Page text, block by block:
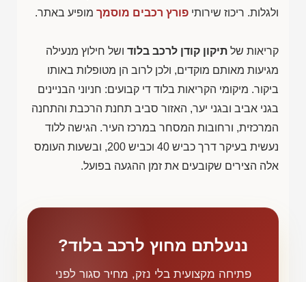
ולגלות. ריכוז שירותי פורץ רכבים מוסמך מופיע באתר.
קריאות של תיקון קודן לרכב בלוד ושל חילוץ מנעילה
מגיעות מאותם מוקדים, ולכן לרוב הן מטופלות באותו
ביקור. מיקומי הקריאות בלוד די קבועים: חניוני הבניינים
בגני אביב ובגני יער, האזור סביב תחנת הרכבת והתחנה
המרכזית, ורחובות המסחר במרכז העיר. הגישה ללוד
נעשית בעיקר דרך כביש 40 וכביש 200, ובשעות העומס
אלה הצירים שקובעים את זמן ההגעה בפועל.
ננעלתם מחוץ לרכב בלוד?
פתיחה מקצועית בלי נזק, מחיר סגור לפני